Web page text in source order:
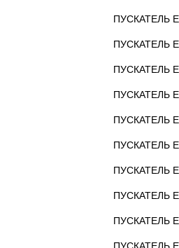
ПУСКАТЕЛЬ
ПУСКАТЕЛЬ
ПУСКАТЕЛЬ
ПУСКАТЕЛЬ
ПУСКАТЕЛЬ
ПУСКАТЕЛЬ
ПУСКАТЕЛЬ
ПУСКАТЕЛЬ
ПУСКАТЕЛЬ